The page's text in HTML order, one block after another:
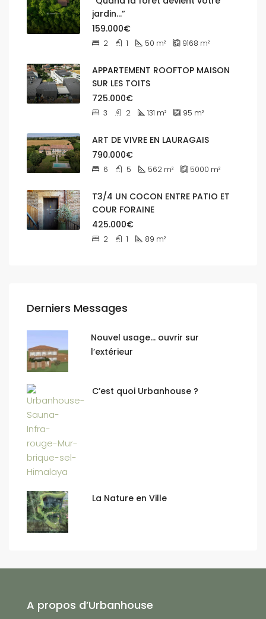
jardin…”
159.000€
2 1 50 m² 9168 m²
APPARTEMENT ROOFTOP MAISON
SUR LES TOITS
725.000€
3 2 131 m² 95 m²
ART DE VIVRE EN LAURAGAIS
790.000€
6 5 562 m² 5000 m²
T3/4 UN COCON ENTRE PATIO ET
COUR FORAINE
425.000€
2 1 89 m²
Derniers Messages
Nouvel usage… ouvrir sur
l’extérieur
C’est quoi Urbanhouse ?
La Nature en Ville
A propos d’Urbanhouse